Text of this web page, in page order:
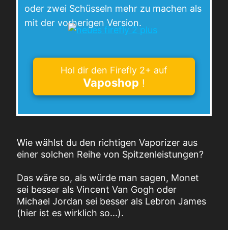
oder zwei Schüsseln mehr zu machen als
mit der vorherigen Version.
Hol dir den Firefly 2+ auf
Vaposhop !
Wie wählst du den richtigen Vaporizer aus
einer solchen Reihe von Spitzenleistungen?
Das wäre so, als würde man sagen, Monet
sei besser als Vincent Van Gogh oder
Michael Jordan sei besser als Lebron James
(hier ist es wirklich so...).